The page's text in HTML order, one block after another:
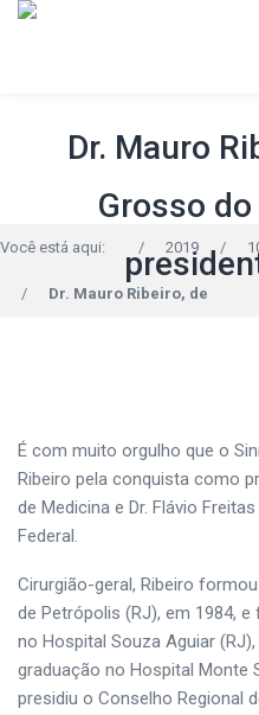
Dr. Mauro
Grosso
Você está aqui: / 2019 /
/ Dr. Mauro Ribeiro, de
É com muito orgulho que o
Ribeiro pela conquista como
de Medicina e Dr. Flávio
Federal.
Cirurgião-geral, Ribeiro
de Petrópolis (RJ), em 1984,
no Hospital Souza Aguiar
graduação no Hospital Monte
presidiu o Conselho Regional